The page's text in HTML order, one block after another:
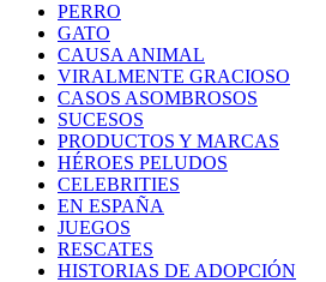
PERRO
GATO
CAUSA ANIMAL
VIRALMENTE GRACIOSO
CASOS ASOMBROSOS
SUCESOS
PRODUCTOS Y MARCAS
HÉROES PELUDOS
CELEBRITIES
EN ESPAÑA
JUEGOS
RESCATES
HISTORIAS DE ADOPCIÓN